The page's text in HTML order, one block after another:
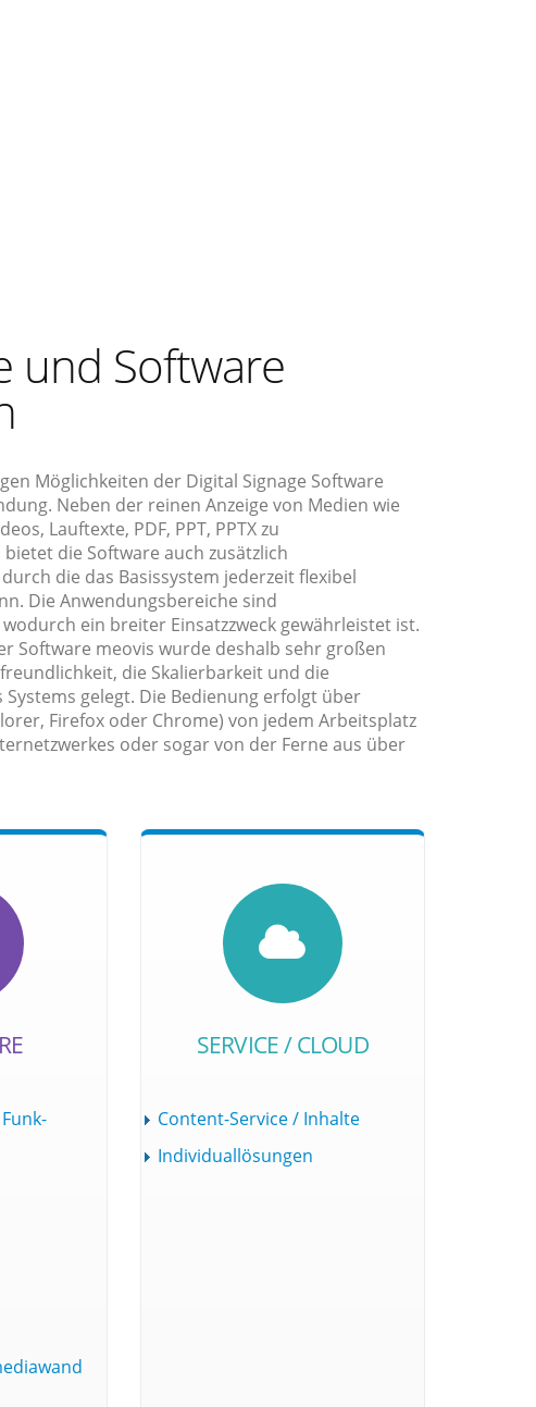
und Software
Möglichkeiten der Digital Signage Software
Neben der reinen Anzeige von Medien wie
Lauftexte, PDF, PPT, PPTX zu
die Software auch zusätzlich
die das Basissystem jederzeit flexibel
Die Anwendungsbereiche sind
ein breiter Einsatzzweck gewährleistet ist.
Software meovis wurde deshalb sehr großen
die Skalierbarkeit und die
Systems gelegt. Die Bedienung erfolgt über
Firefox oder Chrome) von jedem Arbeitsplatz
oder sogar von der Ferne aus über
SERVICE / CLOUD
Content-Service / Inhalte
Individuallösungen